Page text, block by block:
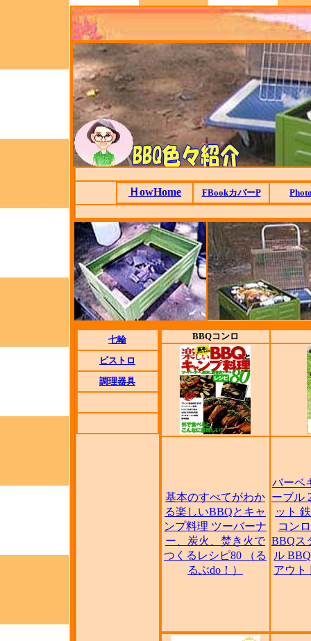
ＨowHome FBookカバーP
七輪
ビストロ
調理器具
BBQコンロ
基本のすべてがわか
る楽しいBBQとキャ
ンプ料理 ツーバーナ
ー、炭火、焚き火で
つくるレシピ80 （る
るぶdo！）
バーベ
ーブル
ット
コン
BBQス
ル
アウト